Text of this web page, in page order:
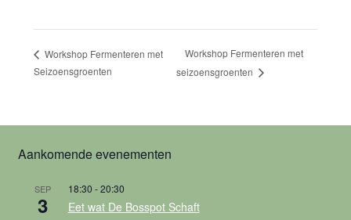
Workshop Fermenteren met
Seizoensgroenten
Workshop Fermenteren met
seizoensgroenten
Aankomende evenementen
SEP
3
18:30 -20:30
Eet wat De Bosspot Schaft